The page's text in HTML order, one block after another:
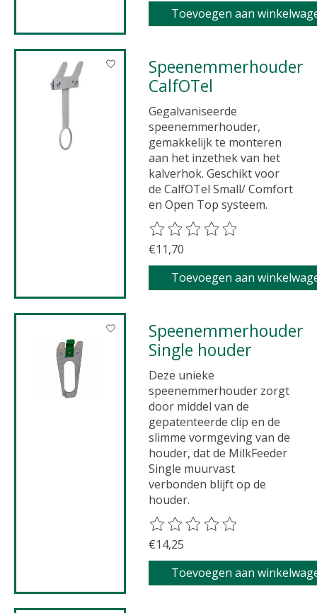
Toevoegen aan
Speenemmerhouder
CalfOTel
Gegalvaniseerde
speenemmerhouder,
gemakkelijk te monteren
aan het inzethek van het
kalverhok. Geschikt voor
de CalfOTel Small/ Comfort
en Open Top systeem.
De beoordeling van dit
€11,70
Toevoegen aan
Speenemmerhouder
Single houder
Deze unieke
speenemmerhouder zorgt
door middel van de
gepatenteerde clip en de
slimme vormgeving van de
houder, dat de MilkFeeder
Single muurvast
verbonden blijft op de
houder.
De beoordeling van dit
€14,25
Toevoegen aan